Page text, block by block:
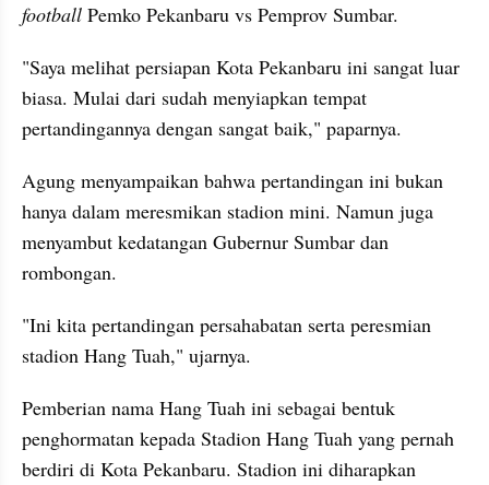
football Pemko Pekanbaru vs Pemprov Sumbar.
"Saya melihat persiapan Kota Pekanbaru ini sangat luar
biasa. Mulai dari sudah menyiapkan tempat
pertandingannya dengan sangat baik," paparnya.
Agung menyampaikan bahwa pertandingan ini bukan
hanya dalam meresmikan stadion mini. Namun juga
menyambut kedatangan Gubernur Sumbar dan
rombongan.
"Ini kita pertandingan persahabatan serta peresmian
stadion Hang Tuah," ujarnya.
Pemberian nama Hang Tuah ini sebagai bentuk
penghormatan kepada Stadion Hang Tuah yang pernah
berdiri di Kota Pekanbaru. Stadion ini diharapkan